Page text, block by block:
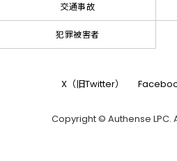
交通事故
犯罪被害者
X（旧Twitter）
Copyright © Authense LPC.